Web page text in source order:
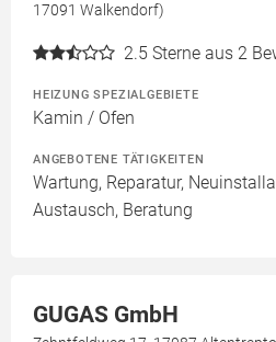
17091 Walkendorf)
2.5 Sterne aus 2
HEIZUNG SPEZIALGEBIETE
Kamin / Ofen
ANGEBOTENE TÄTIGKEITEN
Wartung, Reparatur,
Austausch, Beratung
GUGAS GmbH